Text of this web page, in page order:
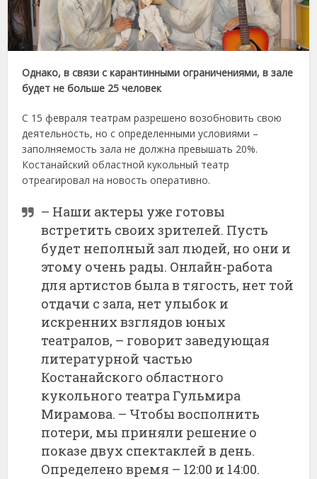
Однако, в связи с карантинными ограничениями, в зале
будет не больше 25 человек
С 15 февраля театрам разрешено возобновить свою
деятельность, но с определенными условиями –
заполняемость зала не должна превышать 20%.
Костанайский областной кукольный театр
отреагировал на новость оперативно.
– Наши актеры уже готовы
встретить своих зрителей. Пусть
будет неполный зал людей, но они и
этому очень рады. Онлайн-работа
для артистов была в тягость, нет той
отдачи с зала, нет улыбок и
искренних взглядов юных
театралов, – говорит заведующая
литературной частью
Костанайского областного
кукольного театра Гульмира
Мирамова. – Чтобы восполнить
потери, мы приняли решение о
показе двух спектаклей в день.
Определено время – 12:00 и 14:00.